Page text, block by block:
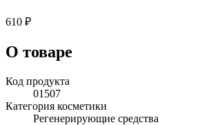
610 ₽
О товаре
Код продукта
01507
Категория косметики
Регенерирующие средства